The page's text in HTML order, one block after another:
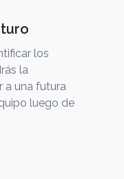
los
la
a una futura
luego de